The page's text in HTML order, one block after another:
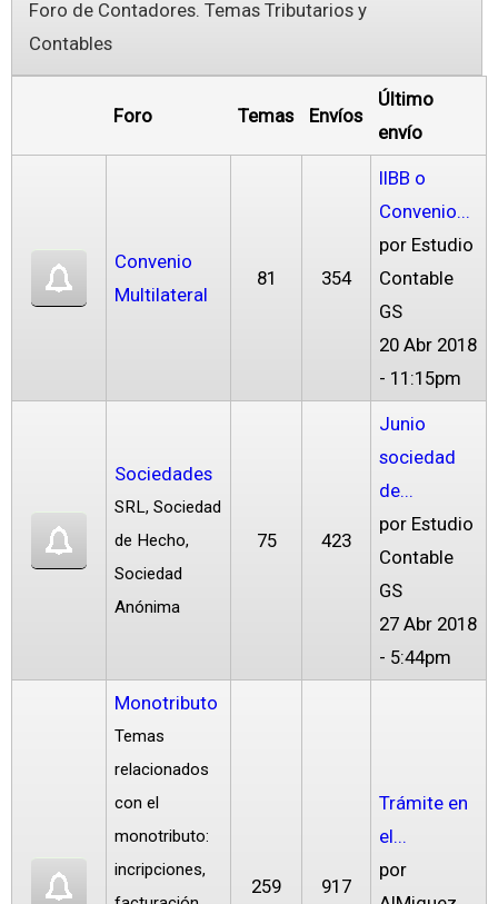
Foro de Contadores. Temas Tributarios y
Contables
Foro Temas Envíos
Último
envío
Convenio
Multilateral
81 354
IIBB o
Convenio...
por Estudio
Contable
GS
20 Abr 2018
- 11:15pm
Sociedades
SRL, Sociedad
de Hecho,
Sociedad
Anónima
75 423
Junio
sociedad
de...
por Estudio
Contable
GS
27 Abr 2018
- 5:44pm
Monotributo
Temas
relacionados
con el
monotributo:
incripciones,
259 917
Trámite en
el...
por